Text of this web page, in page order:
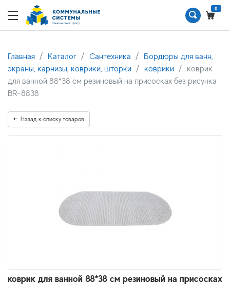
0
Главная Каталог Сантехника
Бордюры для ванн,
экраны, карнизы, коврики, шторки
коврики
коврик
для ванной 88*38 см резиновый на присосках без рисунка
BR-8838
Назад к списку товаров
коврик для ванной 88*38 см резиновый на присосках